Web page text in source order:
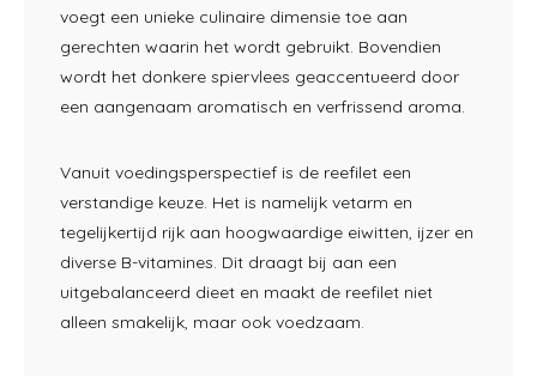
voegt een unieke culinaire dimensie toe aan
gerechten waarin het wordt gebruikt. Bovendien
wordt het donkere spiervlees geaccentueerd door
een aangenaam aromatisch en verfrissend aroma.
Vanuit voedingsperspectief is de reefilet een
verstandige keuze. Het is namelijk vetarm en
tegelijkertijd rijk aan hoogwaardige eiwitten, ijzer en
diverse B-vitamines. Dit draagt bij aan een
uitgebalanceerd dieet en maakt de reefilet niet
alleen smakelijk, maar ook voedzaam.